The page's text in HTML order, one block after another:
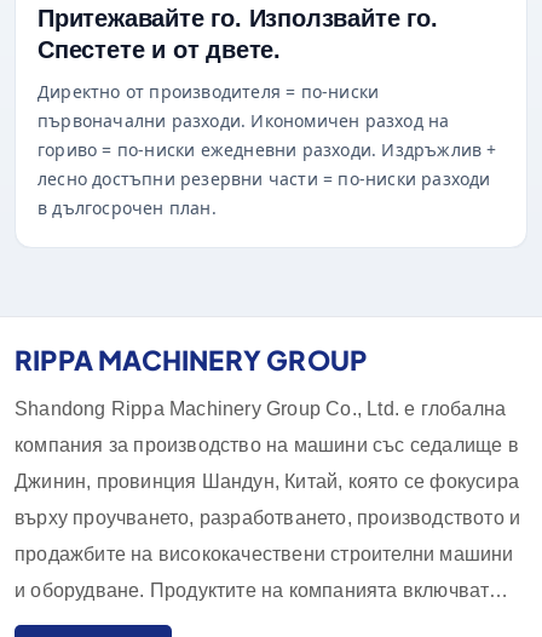
Притежавайте го. Използвайте го.
Спестете и от двете.
Директно от производителя = по-ниски
първоначални разходи. Икономичен разход на
гориво = по-ниски ежедневни разходи. Издръжлив +
лесно достъпни резервни части = по-ниски разходи
в дългосрочен план.
RIPPA MACHINERY GROUP
Shandong Rippa Machinery Group Co., Ltd. е глобална
компания за производство на машини със седалище в
Джинин, провинция Шандун, Китай, която се фокусира
върху проучването, разработването, производството и
продажбите на висококачествени строителни машини
и оборудване. Продуктите на компанията включват
багери, товарачи, мотокари, плъзгащи се товарачи и